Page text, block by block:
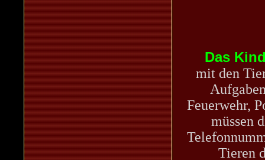
Das
mit den
Feuerwehr,
müssen
Tieren